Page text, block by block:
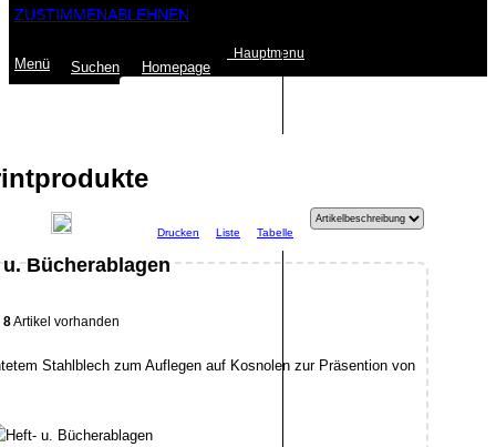
ZUSTIMMENABLEHNEN
Menü Suchen Homepage
Hauptmenu
Bücherablagen
8Artikel vorhanden
Drucken Liste Tabelle
Stahlblech zum Auflegen auf Kosnolen zur Präsention von